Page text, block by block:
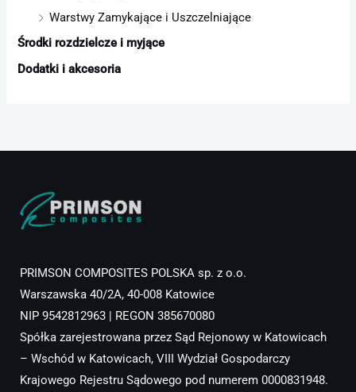
Warstwy Zamykające i Uszczelniające
Środki rozdzielcze i myjące
Dodatki i akcesoria
PRIMSON COMPOSITES POLSKA sp. z o.o.
Warszawska 40/2A, 40-008 Katowice
NIP 9542812963 | REGON 385670080
Spółka zarejestrowana przez Sąd Rejonowy w Katowicach
– Wschód w Katowicach, VIII Wydział Gospodarczy
Krajowego Rejestru Sądowego pod numerem 0000831948.